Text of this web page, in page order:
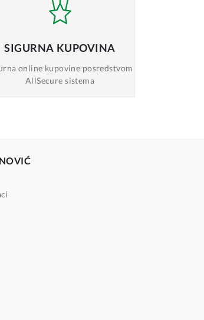
SIGURNA KUPOVINA
online kupovine posredstvom
AllSecure sistema